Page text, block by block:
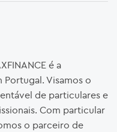
é a
Visamos o
de particulares e
Com particular
o parceiro de